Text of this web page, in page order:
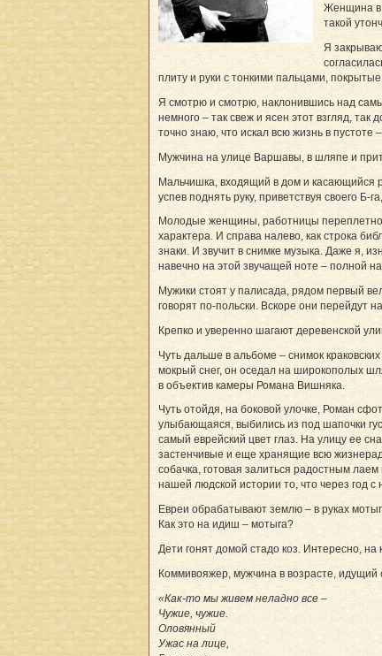
Женщина в
такой
Я
плиту и руки с тонкими пальцами,
Я смотрю и смотрю, наклонившись над
немного – так свеж и ясен этот взгляд,
точно знаю, что искал всю жизнь в
Мужчина на улице Варшавы, в шляпе и
Мальчишка, входящий в дом и касающийся
успев поднять руку, приветствуя своего Б-
Молодые женщины, работницы
характера. И справа налево, как строка
знаки. И звучит в снимке музыка. Даже я,
навечно на этой звучащей ноте – полной
Мужики стоят у палисада, рядом первый
говорят по-польски. Вскоре они перейдут
Крепко и уверенно шагают деревенской
Чуть дальше в альбоме – снимок
мокрый снег, он оседал на широкополых
в объектив камеры Романа Вишняка.
Чуть отойдя, на боковой улочке, Роман
улыбающаяся, выбились из под шапочки
самый еврейский цвет глаз. На улицу ее
застенчивые и еще хранящие всю
собачка, готовая залиться радостным
нашей людской истории то, что через год
Евреи обрабатывают землю – в руках
Как это на идиш – мотыга?
Дети гонят домой стадо коз. Интересно,
Коммивояжер, мужчина в возрасте,
«Как-то мы живем неладно все –
Чужие, чужие.
Оловянный
Ужас на лице,